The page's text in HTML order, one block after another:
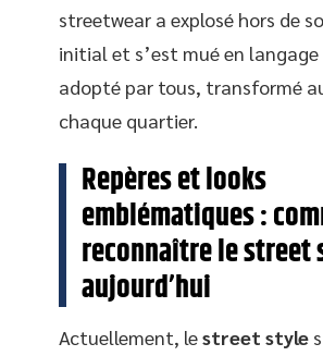
streetwear a explosé hors de
initial et s’est mué en langage
adopté par tous, transformé
chaque quartier.
Repères et looks
emblématiques :
reconnaître le street
aujourd’hui
Actuellement, lestreet style